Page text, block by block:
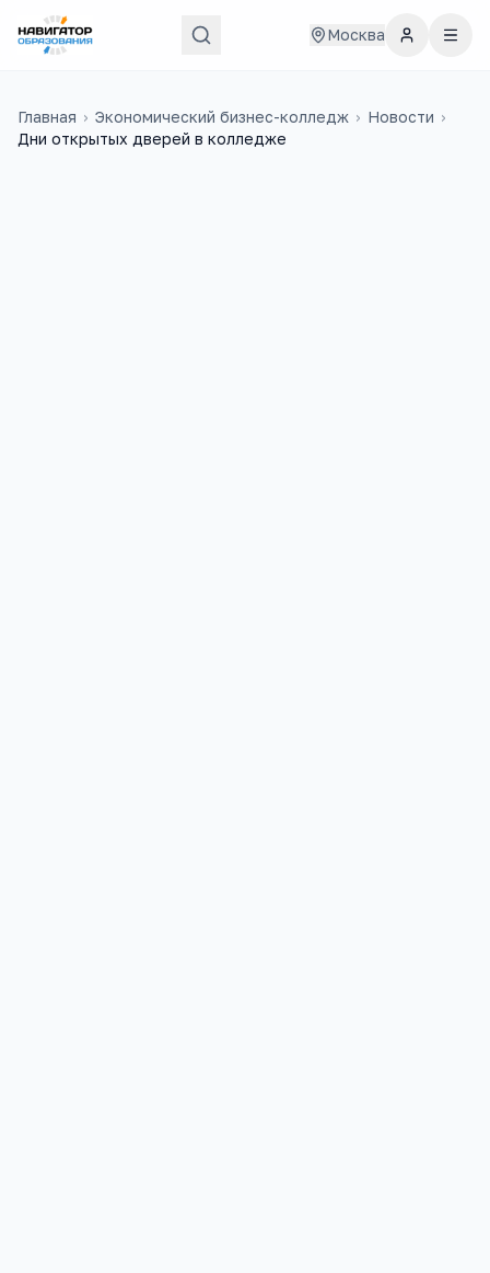
Москва
Главная › Экономический бизнес-колледж › Новости ›
Дни открытых дверей в колледже